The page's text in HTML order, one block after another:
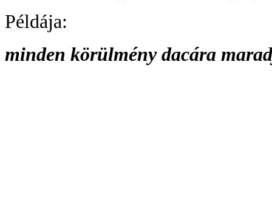
Példája:
minden körülmény dacára